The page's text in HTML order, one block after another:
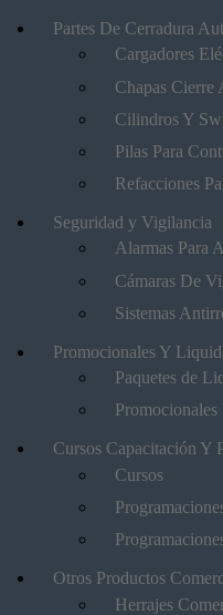
Partes De Cerradura
Cargadores
Chapas Cierre
Cilindros Y
Pilas Para
Refacciones
Seguridad y Vigilancia
Alarmas Para
Cámaras De
Sistemas
Promocionales Y
Paquetes de
Cursos Capacitación Y
Cursos
Otros Productos
Herrajes